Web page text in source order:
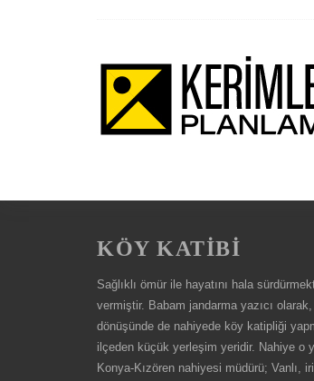
KÖY KATİBİ
Sağlıklı ömür ile hayatını hala
vermiştir. Babam jandarma yazıcı
dönüşünde de nahiyede köy katipliği
ilçeden küçük yerleşim yeridir. Nahiye o
Konya-Kızören nahiyesi müdürü; Vanlı,